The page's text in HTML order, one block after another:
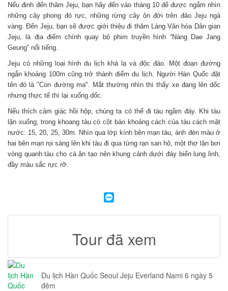
Nếu định đến thăm Jeju, bạn hãy đến vào tháng 10 để được ngắm nhìn
những cây phong đỏ rực, những rừng cây ôn đới trên đảo Jeju ngả
vàng. Đến Jeju, bạn sẽ được giới thiệu đi thăm Làng Văn hóa Dân gian
Jeju, là địa điểm chính quay bộ phim truyền hình “Nàng Dae Jang
Geung” nổi tiếng.
Jeju có những loại hình du lịch khá lạ và độc đáo. Một đoạn đường
ngắn khoảng 100m cũng trở thành điểm du lịch. Người Hàn Quốc đặt
tên đó là "Con đường ma". Mắt thường nhìn thì thấy xe đang lên dốc
nhưng thực tế thì lại xuống dốc.
Nếu thích cảm giác hồi hộp, chúng ta có thể đi tàu ngầm đáy. Khi tàu
lặn xuống, trong khoang tàu có cột báo khoảng cách của tàu cách mặt
nước: 15, 20, 25, 30m. Nhìn qua lớp kính bên mạn tàu, ánh đèn màu ở
hai bên mạn rọi sáng lên khi tàu đi qua từng rạn san hô, một thợ lặn bơi
vòng quanh tàu cho cá ăn tạo nên khung cảnh dưới đáy biển lung linh,
đầy màu sắc rực rỡ.
Tour đã xem
Du lịch Hàn Quốc Seoul Jeju Everland Nami 6 ngày 5
đêm